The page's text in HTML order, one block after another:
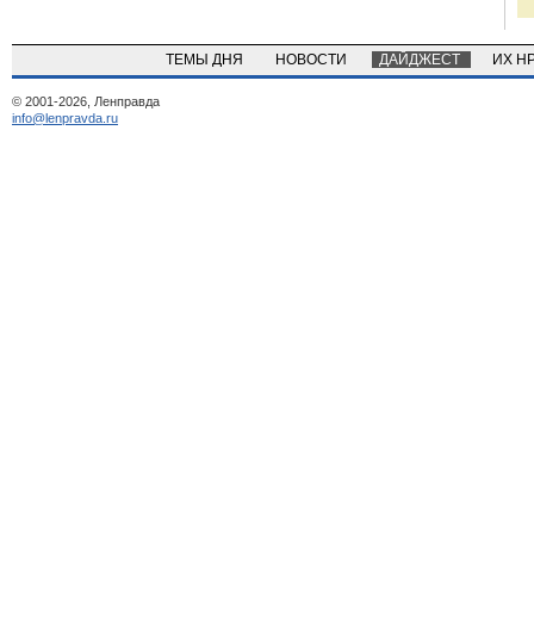
ТЕМЫ ДНЯ НОВОСТИ ДАЙДЖЕСТ ИХ
© 2001-2026, Ленправда
info@lenpravda.ru